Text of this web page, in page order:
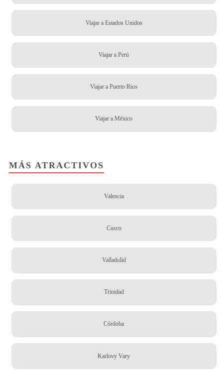
Viajar a Estados Unidos
Viajar a Perú
Viajar a Puerto Rico
Viajar a México
MÁS ATRACTIVOS
Valencia
Cusco
Valladolid
Trinidad
Córdoba
Karlovy Vary